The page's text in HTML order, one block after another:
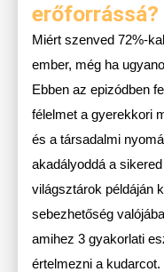
erőforrássá?
Miért szenved 72%-
ember, még ha
Ebben az epizódben
félelmet a gyerekkori
és a társadalmi
akadályoddá a
világsztárok példáján
sebezhetőség
amihez 3 gyakorlati
értelmezni a kudarcot.